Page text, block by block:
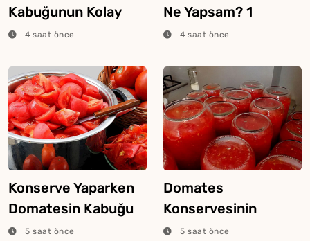
Kabuğunun Kolay
Soyulması İçin Ne
4 saat önce
Ne Yapsam? 1
Ağustos 2026
4 saat önce
Konserve Yaparken
Domatesin Kabuğu
Soyulur Mu?
5 saat önce
Domates
Konservesinin
Bozulmaması İçin Ne
5 saat önce